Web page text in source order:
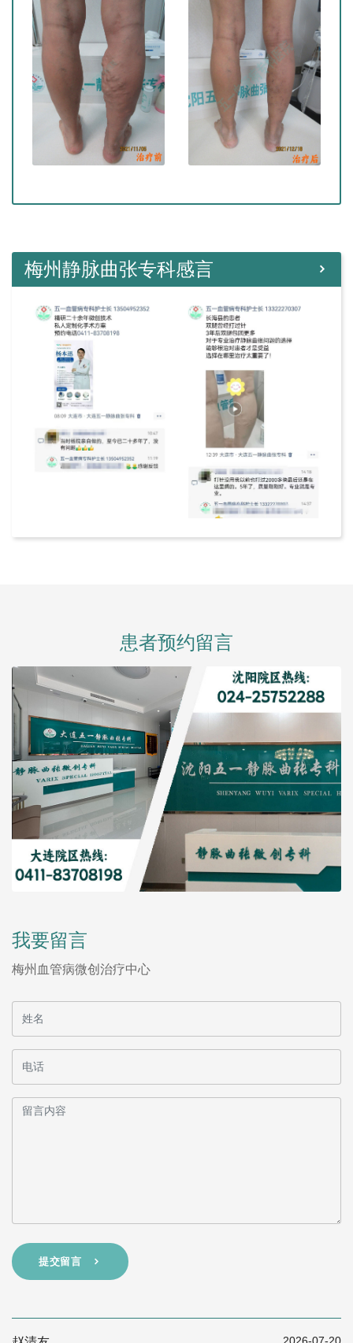
梅州静脉曲张专科感言
患者预约留言
我要留言
梅州血管病微创治疗中心
提交留言